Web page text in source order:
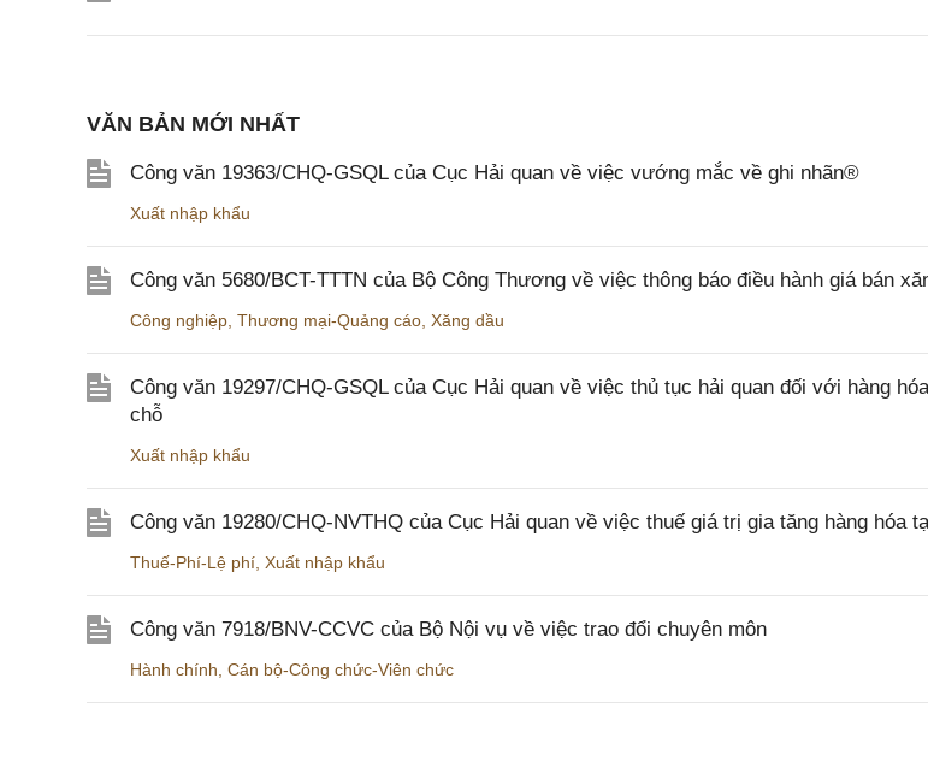
VĂN BẢN MỚI NHẤT
Công văn 19363/CHQ-GSQL của Cục Hải quan về việc vướng mắc về ghi nhãn®
Xuất nhập khẩu
Công văn 5680/BCT-TTTN của Bộ Công Thương về việc thông báo điều hành giá bán
Công nghiệp Thương mại-Quảng cáo Xăng dầu
Công văn 19297/CHQ-GSQL của Cục Hải quan về việc thủ tục hải quan đối với hàng
chỗ
Xuất nhập khẩu
Công văn 19280/CHQ-NVTHQ của Cục Hải quan về việc thuế giá trị gia tăng hàng hóa
Thuế-Phí-Lệ phí Xuất nhập khẩu
Công văn 7918/BNV-CCVC của Bộ Nội vụ về việc trao đổi chuyên môn
Hành chính Cán bộ-Công chức-Viên chức